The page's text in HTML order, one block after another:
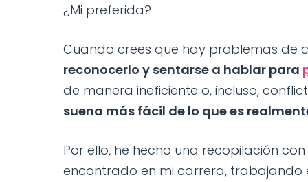
¿Mi preferida?
Cuando crees que hay problemas de
reconocerlo y sentarse a hablar para
de manera ineficiente o, incluso,
suena más fácil de lo que es
Por ello, he hecho una recopilación
encontrado en mi carrera, trabajando